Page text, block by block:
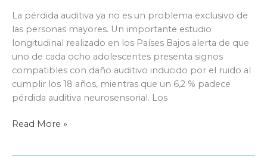
La pérdida auditiva ya no es un problema exclusivo de
las personas mayores. Un importante estudio
longitudinal realizado en los Países Bajos alerta de que
uno de cada ocho adolescentes presenta signos
compatibles con daño auditivo inducido por el ruido al
cumplir los 18 años, mientras que un 6,2 % padece
pérdida auditiva neurosensorial. Los
Uno
Read More »